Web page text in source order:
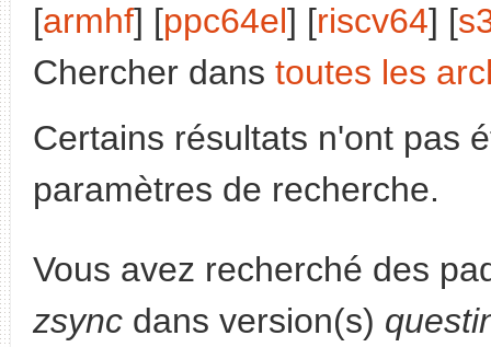
[armhf] [ppc64el] [riscv64] [
Chercher dans toutes les
Certains résultats n'ont pas
paramètres de recherche.
Vous avez recherché des
zsync dans version(s)